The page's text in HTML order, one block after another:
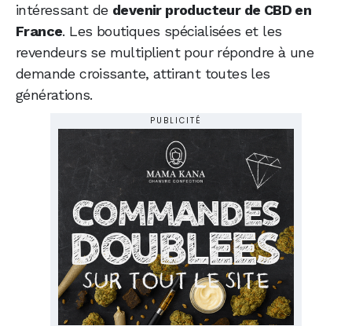
intéressant de devenir producteur de CBD en
France. Les boutiques spécialisées et les
revendeurs se multiplient pour répondre à une
demande croissante, attirant toutes les
générations.
PUBLICITÉ